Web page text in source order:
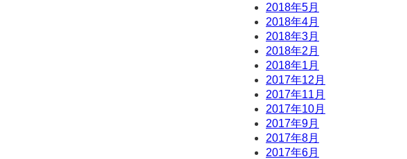
2018年5月
2018年4月
2018年3月
2018年2月
2018年1月
2017年12月
2017年11月
2017年10月
2017年9月
2017年8月
2017年6月